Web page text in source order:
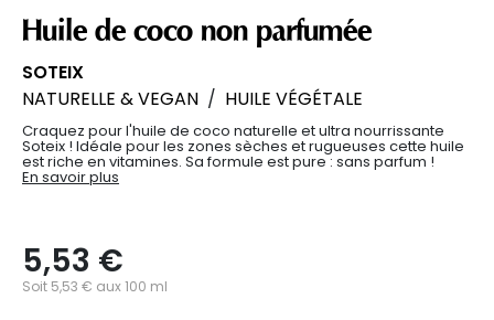
Huile de coco non parfumée
SOTEIX
NATURELLE & VEGAN / HUILE VÉGÉTALE
Craquez pour l'huile de coco naturelle et ultra nourrissante
Soteix ! Idéale pour les zones sèches et rugueuses cette huile
est riche en vitamines. Sa formule est pure : sans parfum !
En savoir plus
5,53 €
Soit 5,53 € aux 100 ml